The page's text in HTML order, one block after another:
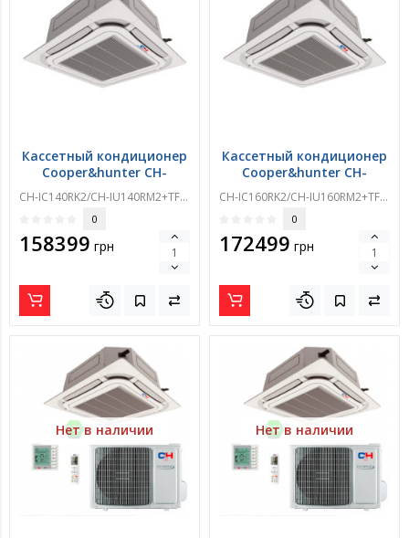
Кассетный кондиционер
Cooper&hunter CH-
IC140RK2/CH-
IU140RM2+TF06
CH-IC140RK2/CH-IU140RM2+TF06
0
158399 грн
Кассетный кондиционер
Cooper&hunter CH-
IC160RK2/CH-
IU160RM2+TF06
CH-IC160RK2/CH-IU160RM2+TF06
0
172499 грн
Нет в наличии Нет в наличии